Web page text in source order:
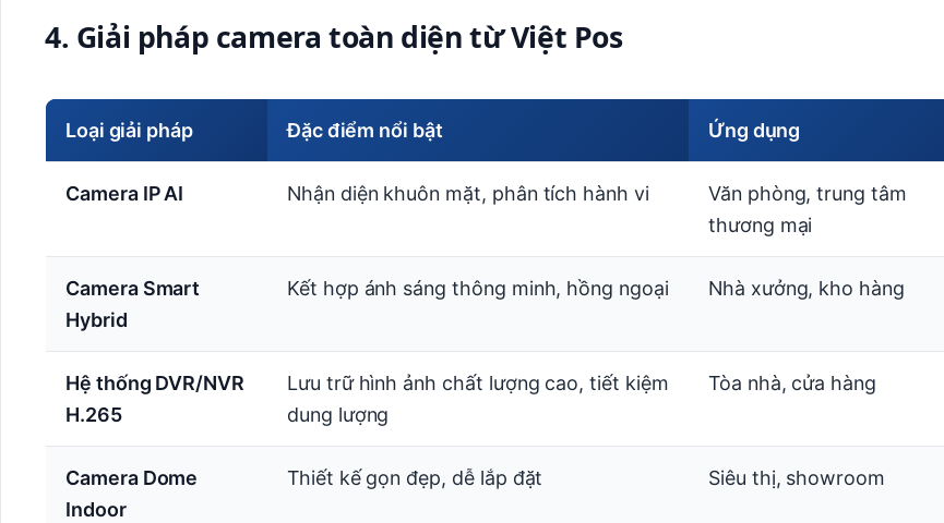
4. Giải pháp camera toàn diện từ Việt Pos
Loại giải pháp Đặc điểm nổi bật Ứng dụng
Camera IP AI Nhận diện khuôn mặt, phân tích hành vi
Văn phòng, trung tâm
thương mại
Camera Smart
Hybrid
Kết hợp ánh sáng thông minh, hồng ngoại Nhà xưởng, kho hàng
Hệ thống DVR/NVR
H.265
Lưu trữ hình ảnh chất lượng cao, tiết kiệm
dung lượng
Tòa nhà, cửa hàng
Camera Dome
Indoor
Thiết kế gọn đẹp, dễ lắp đặt Siêu thị, showroom